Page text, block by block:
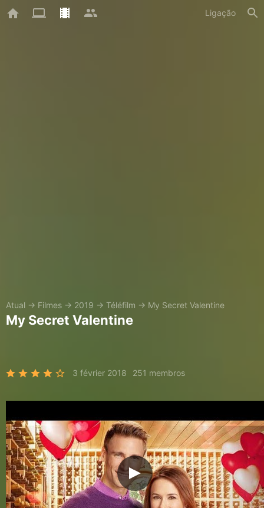
Ligação
Atual → Filmes → 2019 → Téléfilm → My Secret Valentine
My Secret Valentine
3 février 2018 251 membros